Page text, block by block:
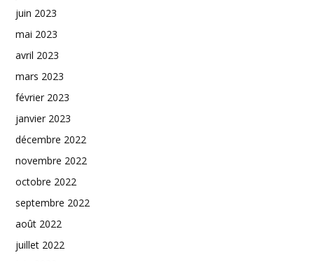
juin 2023
mai 2023
avril 2023
mars 2023
février 2023
janvier 2023
décembre 2022
novembre 2022
octobre 2022
septembre 2022
août 2022
juillet 2022